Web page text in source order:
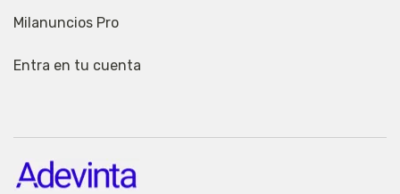
Milanuncios Pro
Entra en tu cuenta